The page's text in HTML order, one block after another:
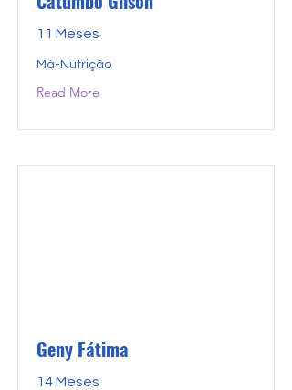
11 Meses
Má-Nutrição
Read More
Geny Fátima
14 Meses